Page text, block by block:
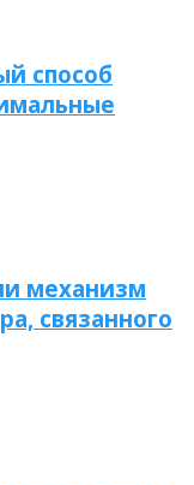
способ
механизм
связанного